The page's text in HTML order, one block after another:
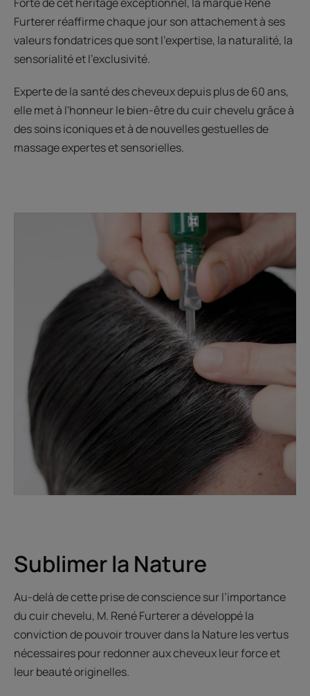
Furterer réaffirme chaque jour son attachement à ses
valeurs fondatrices que sont l’expertise, la naturalité, la
sensorialité et l’exclusivité.
Experte de la santé des cheveux depuis plus de 60 ans,
elle met à l'honneur le bien-être du cuir chevelu grâce à
des soins iconiques et à de nouvelles gestuelles de
massage expertes et sensorielles.
Sublimer la Nature
Au-delà de cette prise de conscience sur l’importance
du cuir chevelu, M. René Furterer a développé la
conviction de pouvoir trouver dans la Nature les vertus
nécessaires pour redonner aux cheveux leur force et
leur beauté originelles.